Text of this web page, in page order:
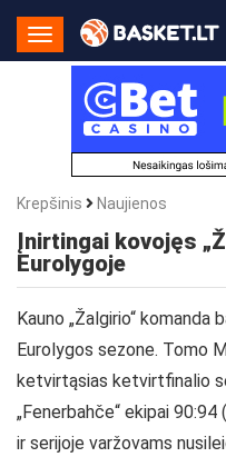
Toggle
Navigation
Krepšinis Naujienos
Įnirtingai kovojęs
Eurolygoje
Kauno „Žalgirio“
Eurolygos sezone. Tomo
ketvirtąsias ketvirtfinalio
„Fenerbahče“ ekipai
ir serijoje varžovams